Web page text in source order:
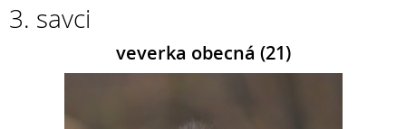
3. savci
veverka obecná (21)